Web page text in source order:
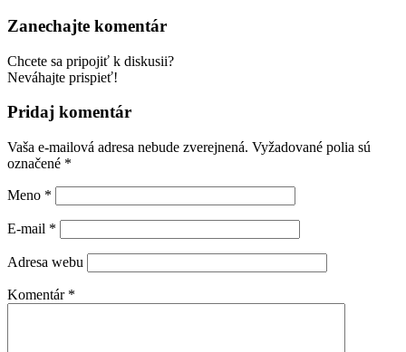
Zanechajte komentár
Chcete sa pripojiť k diskusii?
Neváhajte prispieť!
Pridaj komentár
Vaša e-mailová adresa nebude zverejnená. Vyžadované polia sú
označené *
Meno *
E-mail *
Adresa webu
Komentár *